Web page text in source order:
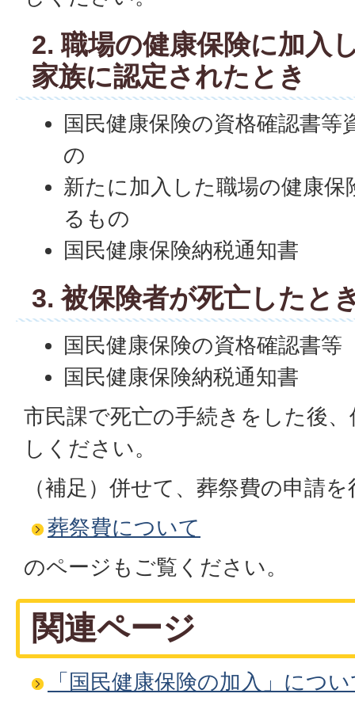
2. 職場の健康保険に加入
家族に認定されたとき
国民健康保険の資格確認書等
の
新たに加入した職場の健康保
るもの
国民健康保険納税通知書
3. 被保険者が死亡したと
国民健康保険の資格確認書等
国民健康保険納税通知書
市民課で死亡の手続きをした後
しください。
（補足）併せて、葬祭費の申請
葬祭費について
のページもご覧ください。
関連ページ
「国民健康保険の加入」につ